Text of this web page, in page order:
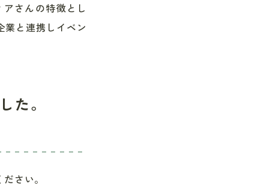
さんの特徴とし
業と連携しイベン
た。
さい。